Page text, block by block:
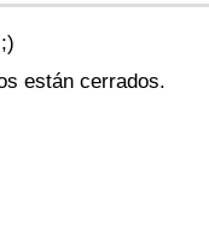
están cerrados.